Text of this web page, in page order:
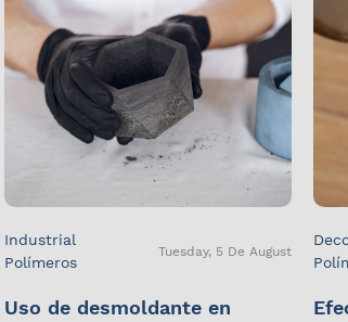
Industrial
Polímeros
Tuesday, 5 De August
Uso de desmoldante en